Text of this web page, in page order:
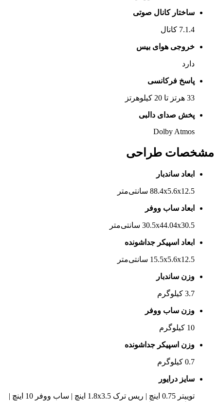
ساختار کانال صوتی
7.1.4 کانال
خروجی هوای بیس
دارد
پاسخ فرکانسی
33 هرتز تا 20 کیلوهرتز
پخش صدای دالبی
Dolby Atmos
مشخصات طراحی
ابعاد ساندبار
88.4x5.6x12.5 سانتی‌متر
ابعاد ساب ووفر
30.5x44.04x30.5 سانتی‌متر
ابعاد اسپیکر جداشونده
15.5x5.6x12.5 سانتی‌متر
وزن ساندبار
3.7 کیلوگرم
وزن ساب ووفر
10 کیلوگرم
وزن اسپیکر جداشونده
0.7 کیلوگرم
سایز درایور
توییتر 0.75 اینچ | ریس ترک 1.8x3.5 اینچ | ساب ووفر 10 اینچ |